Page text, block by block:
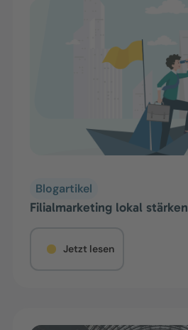
Blogartikel
Filialmarketing lokal stärken
Jetzt lesen